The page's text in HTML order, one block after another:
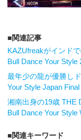
関連記事
KAZUfreakがインド
Bull Dance Your Style
最年少の龍が優勝し
Your Style Japan Final
湘南出身の19歳 THE
Bull Dance Your Style
関連キーワード